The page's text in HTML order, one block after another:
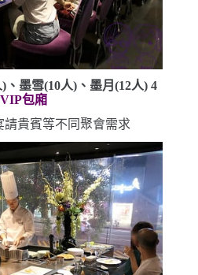
)、墨雪(10人)、墨月 (12人) 4
VIP包廂
貴賓等不同聚會需求